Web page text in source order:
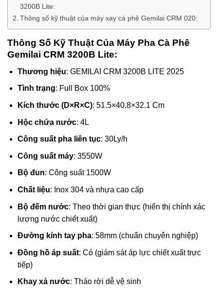
3200B Lite:
Thông số kỹ thuật của máy xay cà phê Gemilai CRM 020:
Thông Số Kỹ Thuật Của Máy Pha Cà Phê
Gemilai CRM 3200B Lite:
Thương hiệu: GEMILAI CRM 3200B LITE 2025
Tình trạng: Full Box 100%
Kích thước (D×R×C): 51.5×40.8×32.1 Cm
Hộc chứa nước: 4L
Công suất pha liên tục: 30Ly/h
Công suất máy: 3550W
Bộ đun: Công suất 1500W
Chất liệu: Inox 304 và nhựa cao cấp
Bộ đếm nước: Theo thời gian thực (hiển thị chính xác
lượng nước chiết xuất)
Đường kính tay pha: 58mm (chuẩn chuyên nghiệp)
Đồng hồ áp suất: Có (giám sát áp lực chiết xuất trực
tiếp)
Khay xả nước: Tháo rời dễ vệ sinh